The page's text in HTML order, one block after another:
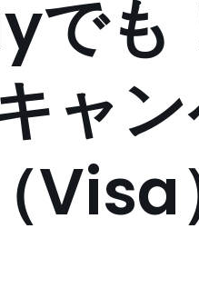
でも
ャ
Visa